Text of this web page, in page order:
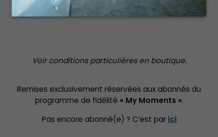
Voir conditions particulières en boutique.
Remises exclusivement réservées aux abonnés du
programme de fidélité « My Moments ».
Pas encore abonné(e) ? C’est par ici